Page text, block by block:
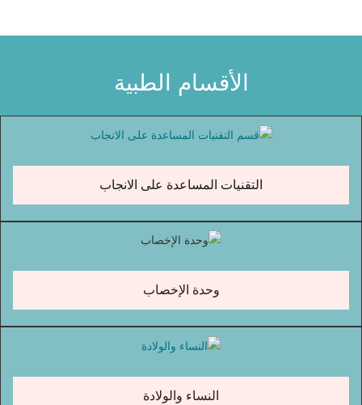
الأقسام الطبية
التقنيات المساعدة على الانجاب
وحدة الإخصاب
النساء والولادة